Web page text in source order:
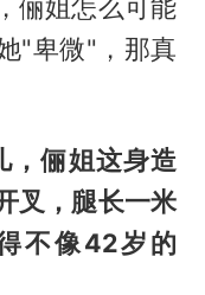
俪姐怎么可能
"卑微"，那真
，俪姐这身造
叉，腿长一米
不像42岁的